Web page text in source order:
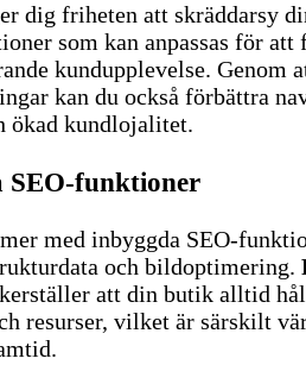
dig friheten att skräddarsy
som kan anpassas för att
kundupplevelse.
kan du också förbättra
ökad kundlojalitet.
SEO-funktioner
med inbyggda SEO-
och bildoptimering.
att din butik alltid
resurser, vilket är särskilt